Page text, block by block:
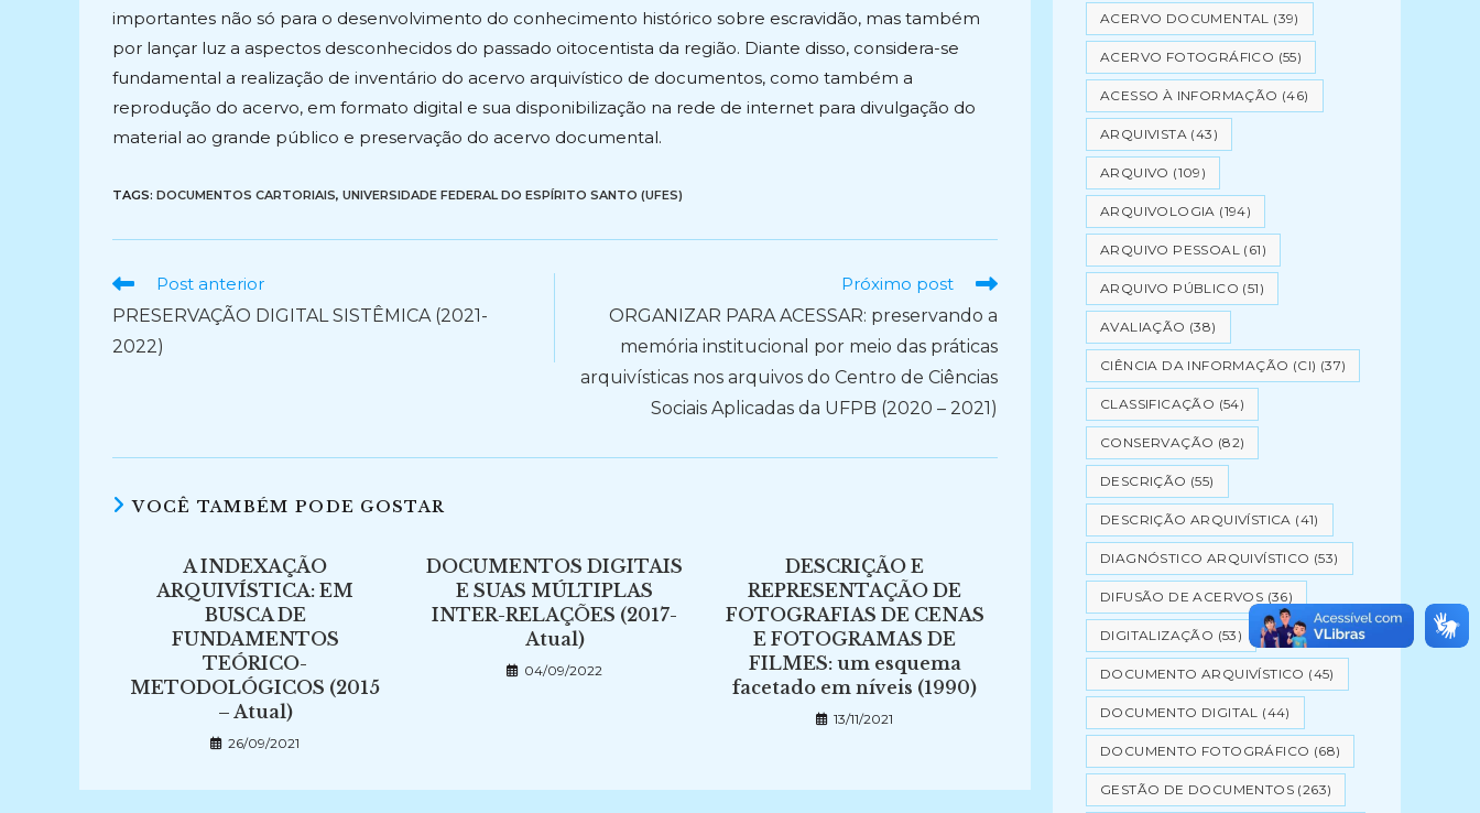
importantes não só para o desenvolvimento do conhecimento histórico sobre escravidão, mas também
por lançar luz a aspectos desconhecidos do passado oitocentista da região. Diante disso, considera-se
fundamental a realização de inventário do acervo arquivístico de documentos, como também a
reprodução do acervo, em formato digital e sua disponibilização na rede de internet para divulgação do
material ao grande público e preservação do acervo documental.
TAGS: DOCUMENTOS CARTORIAIS, UNIVERSIDADE FEDERAL DO ESPÍRITO SANTO (UFES)
Ler
artigos
Post anterior
PRESERVAÇÃO DIGITAL SISTÊMICA (2021-
2022)
Próximo post
ORGANIZAR PARA ACESSAR: preservando a
memória institucional por meio das práticas
arquivísticas nos arquivos do Centro de Ciências
Sociais Aplicadas da UFPB (2020 – 2021)
VOCÊ TAMBÉM PODE GOSTAR
A INDEXAÇÃO
ARQUIVÍSTICA: EM
BUSCA DE
FUNDAMENTOS
TEÓRICO-
METODOLÓGICOS (2015
– Atual)
26/09/2021
DOCUMENTOS DIGITAIS
E SUAS MÚLTIPLAS
INTER-RELAÇÕES (2017-
Atual)
04/09/2022
DESCRIÇÃO E
REPRESENTAÇÃO DE
FOTOGRAFIAS DE CENAS
E FOTOGRAMAS DE
FILMES: um esquema
facetado em níveis (1990)
13/11/2021
ACERVO DOCUMENTAL (39)
ACERVO FOTOGRÁFICO (55)
ACESSO À INFORMAÇÃO (46)
ARQUIVISTA (43)
ARQUIVO (109)
ARQUIVOLOGIA (194)
ARQUIVO PESSOAL (61)
ARQUIVO PÚBLICO (51)
AVALIAÇÃO (38)
CIÊNCIA DA INFORMAÇÃO (CI) (37)
CLASSIFICAÇÃO (54)
CONSERVAÇÃO (82)
DESCRIÇÃO (55)
DESCRIÇÃO ARQUIVÍSTICA (41)
DIAGNÓSTICO ARQUIVÍSTICO (53)
DIFUSÃO DE ACERVOS (36)
DIGITALIZAÇÃO (53)
DOCUMENTO ARQUIVÍSTICO (45)
DOCUMENTO DIGITAL (44)
DOCUMENTO FOTOGRÁFICO (68)
GESTÃO DE DOCUMENTOS (263)